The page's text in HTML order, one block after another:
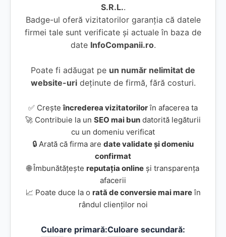
S.R.L..
Badge-ul oferă vizitatorilor garanția că datele
firmei tale sunt verificate și actuale în baza de
date InfoCompanii.ro.
Poate fi adăugat pe un număr nelimitat de
website-urideținute de firmă, fără costuri.
✅ Creșteîncrederea vizitatorilorîn afacerea ta
🚀 Contribuie la un SEO mai bun datorită legăturii
cu un domeniu verificat
🔒 Arată că firma are date validate și domeniu
confirmat
🌐 Îmbunătățește reputația online și transparența
afacerii
📈 Poate duce la o rată de conversie mai mareîn
rândul clienților noi
Culoare primară:Culoare secundară: